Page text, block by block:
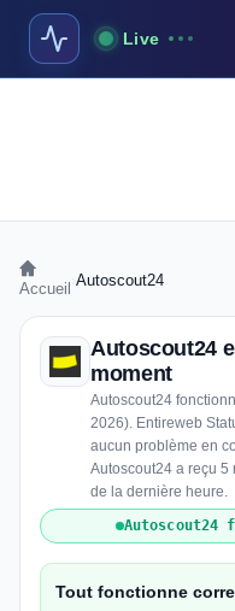
Live
Accueil Autoscout24
Autoscout24
moment
Autoscout24
2026). Entireweb
aucun problème en
Autoscout24 a reçu 5
de la dernière heure.
Autoscout24
Tout fonctionne